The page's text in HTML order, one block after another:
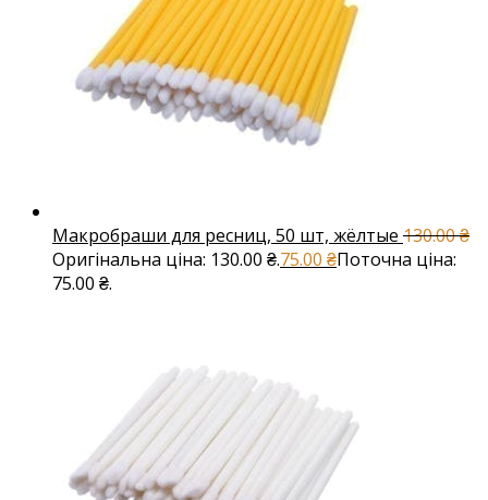
Макробраши для ресниц, 50 шт, жёлтые 130.00₴
Оригінальна ціна: 130.00 ₴.75.00 ₴Поточна ціна:
75.00 ₴.